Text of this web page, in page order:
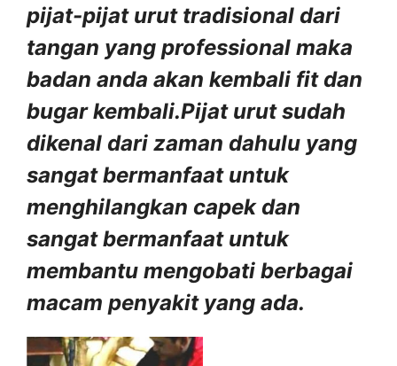
pijat-pijat urut tradisional dari
tangan yang professional maka
badan anda akan kembali fit dan
bugar kembali.Pijat urut sudah
dikenal dari zaman dahulu yang
sangat bermanfaat untuk
menghilangkan capek dan
sangat bermanfaat untuk
membantu mengobati berbagai
macam penyakit yang ada.